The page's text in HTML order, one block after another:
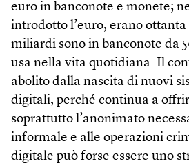
euro in banconote e monete;
introdotto l’euro, erano
miliardi sono in banconote da
usa nella vita quotidiana. Il
abolito dalla nascita di nuovi
digitali, perché continua a
soprattutto l’anonimato
informale e alle operazioni
digitale può forse essere uno